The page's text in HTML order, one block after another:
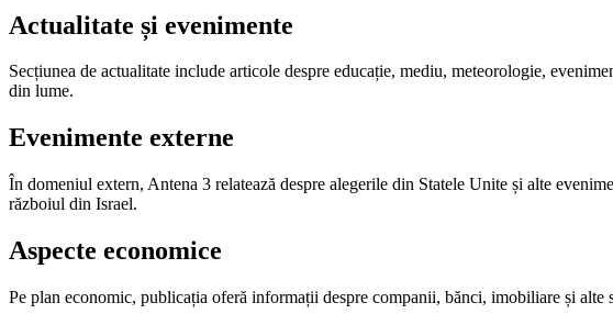
Actualitate și evenimente
Secțiunea de actualitate include articole despre educație, mediu, meteorologie,
din lume.
Evenimente externe
În domeniul extern, Antena 3 relatează despre alegerile din Statele Unite și alte
războiul din Israel.
Aspecte economice
Pe plan economic, publicația oferă informații despre companii, bănci, imobiliare și